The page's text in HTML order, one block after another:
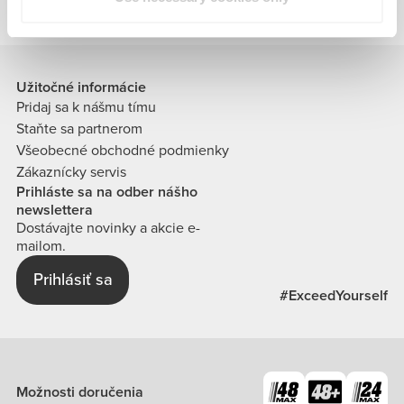
Užitočné informácie
Pridaj sa k nášmu tímu
Staňte sa partnerom
Všeobecné obchodné podmienky
Zákaznícky servis
Prihláste sa na odber nášho
newslettera
Dostávajte novinky a akcie e-
mailom.
Prihlásiť sa
#ExceedYourself
Možnosti doručenia